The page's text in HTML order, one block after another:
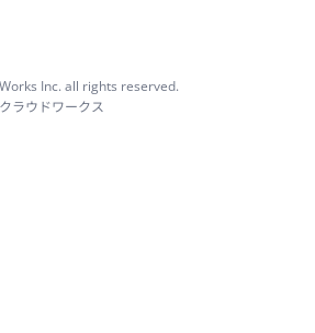
Inc. all rights reserved.
ラウドワークス